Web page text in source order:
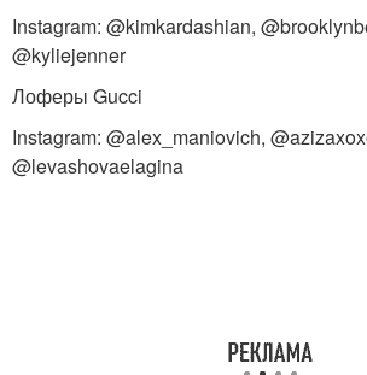
Instagram: @kimkardashian,
@kyliejenner
Лоферы Gucci
Instagram: @alex_maniovich,
@levashovaelagina